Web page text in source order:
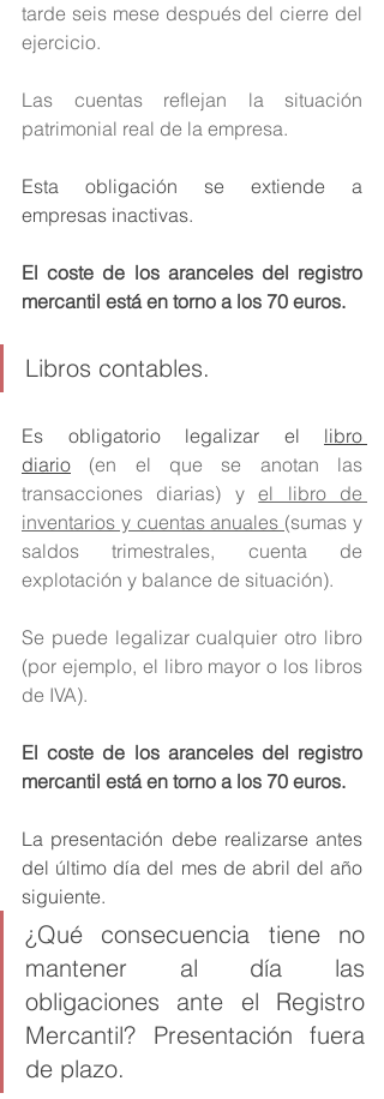
tarde seis mese después del cierre del
ejercicio.
Las cuentas reflejan la situación
patrimonial real de la empresa.
Esta obligación se extiende a
empresas inactivas.
El coste de los aranceles del registro
mercantil está en torno a los 70 euros.
Libros contables.
Es obligatorio legalizar el libro
diario (en el que se anotan las
transacciones diarias) y el libro de
inventarios y cuentas anuales (sumas y
saldos trimestrales, cuenta de
explotación y balance de situación).
Se puede legalizar cualquier otro libro
(por ejemplo, el libro mayor o los libros
de IVA).
El coste de los aranceles del registro
mercantil está en torno a los 70 euros.
La presentación debe realizarse antes
del último día del mes de abril del año
siguiente.
¿Qué consecuencia tiene no
mantener al día las
obligaciones ante el Registro
Mercantil? Presentación fuera
de plazo.